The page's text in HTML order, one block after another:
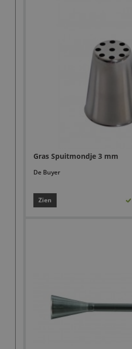
Gras Spuitmondje 3 mm
De Buyer
Zien